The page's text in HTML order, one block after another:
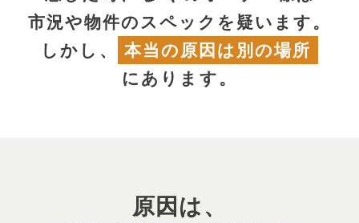
市況や物件のスペックを疑います。
しかし、
本当の原因は別の場所
にあります。
原因は、